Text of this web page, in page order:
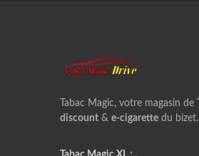
Tabac Magic, votre magasin de
discount & e-cigarette du bizet.